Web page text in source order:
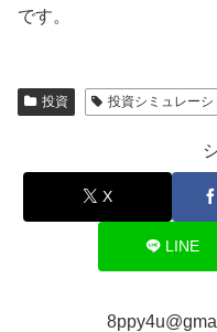
です。
投資 投資シミュレーシ
X
LINE